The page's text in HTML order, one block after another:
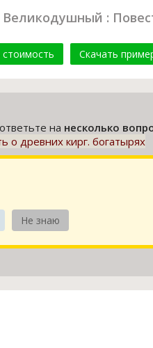
:
стоимость Скачать
на несколько
о древних кирг. богатырях
Не знаю